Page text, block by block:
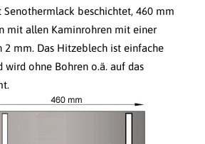
beschichtet, 460 mm
mit allen Kaminrohren mit einer
2 mm. Das Hitzeblech ist einfache
wird ohne Bohren o.ä. auf das